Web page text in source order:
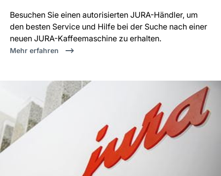
Besuchen Sie einen autorisierten JURA-Händler, um
den besten Service und Hilfe bei der Suche nach einer
neuen JURA-Kaffeemaschine zu erhalten.
Mehr erfahren